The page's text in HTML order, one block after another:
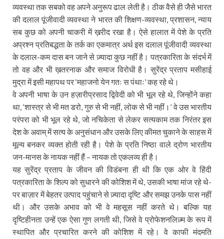
व्यवस्था तक सबको वह अपने अनुरूप ढाल लेती है। ठीक वैसे ही जैसे भारत
की दलाल पूंजीवादी व्यवस्था ने भारत की शिक्षण-व्यवस्था, प्रशासन, न्याय
सब कुछ को अपनी चाकरी में ख़रीद रखा है। ऐसे हालात में पेशे के प्रति
अप्रश्न प्रतिबद्धता के तर्क का एकमात्र अर्थ इस दलाल पूंजीवादी व्यवस्था
के दलाल-कम दास बन जाने से ज़्यादा कुछ नहीं है। पत्रकारिता के संदर्भ में
तो वह और भी ख़तरनाक और समाज विरोधी है। सुरेंद्र प्रताप मसीहाई
मुद्रा में इसी महापथ पर ‘महाजनो येन गतः स पंथाः’ कह रहे थे।
वे अपनी भाषा के उन हज़ारीप्रसाद द्विवेदी को भी भूल रहे थे, जिन्होंने कहा
था, ‘शास्त्र से भी मत डरो, गुरु से भी नहीं, लोक से भी नहीं।’ वे उस भारतीय
परंपरा को भी भूल रहे थे, जो नचिकेता से लेकर सत्यकाम तक निरंतर इस
देश के अवाम् में सत्य के अनुसंधान और उसके लिए कीमत चुकाने के साहस में
मूल्य बनकर व्यक्त होती रही है। पेशे के प्रति निष्ठा वाले द्रोण भारतीय
जन-मानस के नायक नहीं हैं – नायक तो एकलव्य ही है।
यह सुरेंद्र प्रताप के जीवन की विडंबना ही थी कि एक ओर वे हिंदी
पत्रकारिता के शिल्प को सुधारने की कोशिश में थे, उसकी भाषा मांज रहे थे-
पर बाज़ार में बेहतर उत्पाद पहुंचाने से ज़्यादा दृष्टि और समझ उनके पास नहीं
थी। और उसके अभाव को भी वे महसूस नहीं करते थे। बल्कि यह
दृष्टिहीनता उन्हें एक ऐसा गुण लगती थी, जिसे वे प्रोफेशनलिज़्म के रूप में
स्थापित और प्रचारित करने की कोशिश में रहे। वे काफी मंदमति